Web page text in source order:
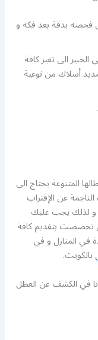
فحصه بدقة بعد فكه و
الى تغير كافة
أسلاك من نوعية
المتنوعة يحتاج الى
عن الإقتراب
و لذلك يجب عليك
تخصصت بتقديم كافة
في المنازل و في
بالكويت.
في الكشف عن العطل